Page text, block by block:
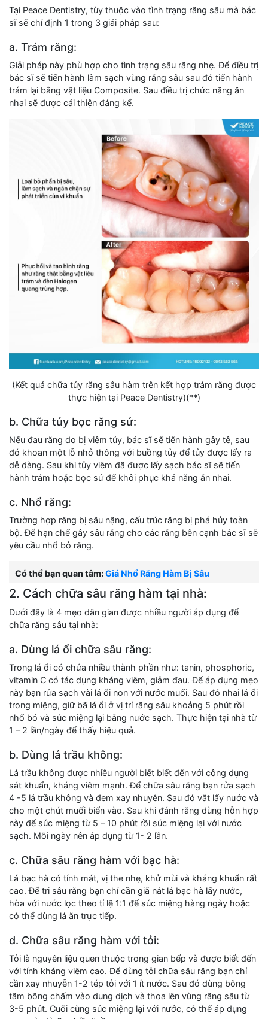
Tại Peace Dentistry, tùy thuộc vào tình trạng răng sâu mà bác
sĩ sẽ chỉ định 1 trong 3 giải pháp sau:
a. Trám răng:
Giải pháp này phù hợp cho tình trạng sâu răng nhẹ. Để điều trị
bác sĩ sẽ tiến hành làm sạch vùng răng sâu sau đó tiến hành
trám lại bằng vật liệu Composite. Sau điều trị chức năng ăn
nhai sẽ được cải thiện đáng kể.
(Kết quả chữa tủy răng sâu hàm trên kết hợp trám răng được
thực hiện tại Peace Dentistry)(**)
b. Chữa tủy bọc răng sứ:
Nếu đau răng do bị viêm tủy, bác sĩ sẽ tiến hành gây tê, sau
đó khoan một lỗ nhỏ thông với buồng tủy để tủy được lấy ra
dễ dàng. Sau khi tủy viêm đã được lấy sạch bác sĩ sẽ tiến
hành trám hoặc bọc sứ để khôi phục khả năng ăn nhai.
c. Nhổ răng:
Trường hợp răng bị sâu nặng, cấu trúc răng bị phá hủy toàn
bộ. Để hạn chế gây sâu răng cho các răng bên cạnh bác sĩ sẽ
yêu cầu nhổ bỏ răng.
Có thể bạn quan tâm:Giá Nhổ Răng Hàm Bị Sâu
2. Cách chữa sâu răng hàm tại nhà:
Dưới đây là 4 mẹo dân gian được nhiều người áp dụng để
chữa răng sâu tại nhà:
a. Dùng lá ổi chữa sâu răng:
Trong lá ổi có chứa nhiều thành phần như: tanin, phosphoric,
vitamin C có tác dụng kháng viêm, giảm đau. Để áp dụng mẹo
này bạn rửa sạch vài lá ổi non với nước muối. Sau đó nhai lá ổi
trong miệng, giữ bã lá ổi ở vị trí răng sâu khoảng 5 phút rồi
nhổ bỏ và súc miệng lại bằng nước sạch. Thực hiện tại nhà từ
1 – 2 lần/ngày để thấy hiệu quả.
b. Dùng lá trầu không:
Lá trầu không được nhiều người biết biết đến với công dụng
sát khuẩn, kháng viêm mạnh. Để chữa sâu răng bạn rửa sạch
4 -5 lá trầu không và đem xay nhuyễn. Sau đó vắt lấy nước và
cho một chút muối biển vào. Sau khi đánh răng dùng hỗn hợp
này để súc miệng từ 5 – 10 phút rồi súc miệng lại với nước
sạch. Mỗi ngày nên áp dụng từ 1- 2 lần.
c. Chữa sâu răng hàm với bạc hà:
Lá bạc hà có tính mát, vị the nhẹ, khử mùi và kháng khuẩn rất
cao. Để tri sâu răng bạn chỉ cần giã nát lá bạc hà lấy nước,
hòa với nước lọc theo tỉ lệ 1:1 để súc miệng hàng ngày hoặc
có thể dùng lá ăn trực tiếp.
d. Chữa sâu răng hàm với tỏi:
Tỏi là nguyên liệu quen thuộc trong gian bếp và được biết đến
với tính kháng viêm cao. Để dùng tỏi chữa sâu răng bạn chỉ
cần xay nhuyễn 1-2 tép tỏi với 1 ít nước. Sau đó dùng bông
tăm bông chấm vào dung dịch và thoa lên vùng răng sâu từ
3-5 phút. Cuối cùng súc miệng lại với nước, có thể áp dụng